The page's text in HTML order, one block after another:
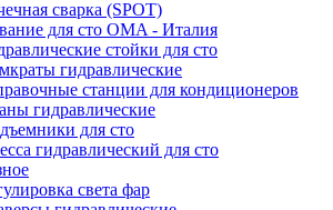
сварка (SPOT)
для сто OMA - Италия
стойки для сто
гидравлические
станции для кондиционеров
гидравлические
для сто
гидравлический для сто
света фар